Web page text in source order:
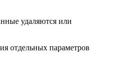
удаляются или
отдельных параметров